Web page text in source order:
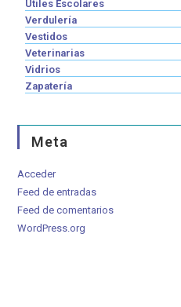
Útiles Escolares
Verdulería
Vestidos
Veterinarias
Vidrios
Zapatería
Meta
Acceder
Feed de entradas
Feed de comentarios
WordPress.org